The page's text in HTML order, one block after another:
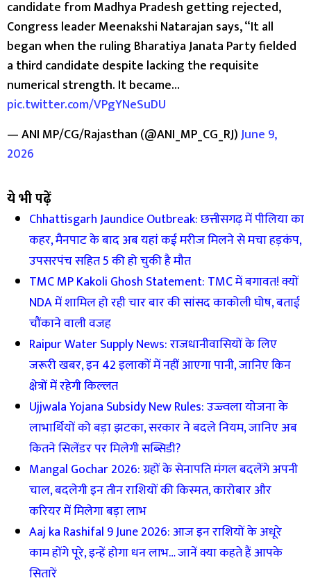
candidate from Madhya Pradesh getting rejected,
Congress leader Meenakshi Natarajan says, “It all
began when the ruling Bharatiya Janata Party fielded
a third candidate despite lacking the requisite
numerical strength. It became…
pic.twitter.com/VPgYNeSuDU
— ANI MP/CG/Rajasthan (@ANI_MP_CG_RJ)June 9,
2026
ये भी पढ़ें
Chhattisgarh Jaundice Outbreak: छत्तीसगढ़ में पीलिया का
कहर, मैनपाट के बाद अब यहां कई मरीज मिलने से मचा हड़कंप,
उपसरपंच सहित 5 की हो चुकी है मौत
TMC MP Kakoli Ghosh Statement: TMC में बगावत! क्यों
NDA में शामिल हो रही चार बार की सांसद काकोली घोष, बताई
चौंकाने वाली वजह
Raipur Water Supply News: राजधानीवासियों के लिए
जरूरी खबर, इन 42 इलाकों में नहीं आएगा पानी, जानिए किन
क्षेत्रों में रहेगी किल्लत
Ujjwala Yojana Subsidy New Rules: उज्ज्वला योजना के
लाभार्थियों को बड़ा झटका, सरकार ने बदले नियम, जानिए अब
कितने सिलेंडर पर मिलेगी सब्सिडी?
Mangal Gochar 2026: ग्रहों के सेनापति मंगल बदलेंगे अपनी
चाल, बदलेगी इन तीन राशियों की किस्मत, कारोबार और
करियर में मिलेगा बड़ा लाभ
Aaj ka Rashifal 9 June 2026: आज इन राशियों के अधूरे
काम होंगे पूरे, इन्हें होगा धन लाभ… जानें क्या कहते हैं आपके
सितारें